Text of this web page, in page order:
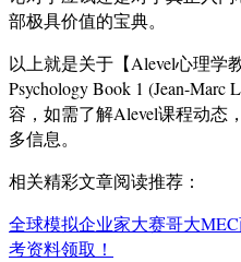
部极具价值的宝典。
以上就是关于【Alevel心理学
Psychology Book 1 (Jean-Marc
容，如需了解Alevel课程动态
多信息。
相关精彩文章阅读推荐：
全球模拟企业家大赛哥大
考资料领取！